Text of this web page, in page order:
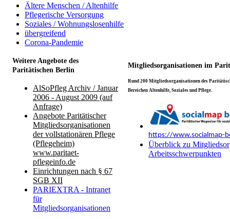
Ältere Menschen / Altenhilfe
Pflegerische Versorgung
Soziales / Wohnungslosenhilfe
übergreifend
Corona-Pandemie
Weitere Angebote des
Paritätischen Berlin
Mitgliedsorganisationen im
AlSoPfleg Archiv / Januar
2006 - August 2009 (auf
Anfrage)
Angebote Paritätischer
Mitgliedsorganisationen
der vollstationären Pflege
(Pflegeheim)
www.paritaet-
pflegeinfo.de
Einrichtungen nach § 67
SGB XII
PARIEXTRA - Intranet
für
Mitgliedsorganisationen
Rund 200 Mitgliedsorganisationen des
Bereichen Altenhilfe, Soziales und Pflege.
https://www.socialmap-
Überblick zu
Arbeitsschwerpunkten